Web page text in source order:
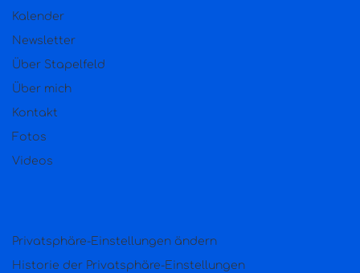
Kalender
Newsletter
Über Stapelfeld
Über mich
Kontakt
Fotos
Videos
Privatsphäre-Einstellungen ändern
Historie der Privatsphäre-Einstellungen